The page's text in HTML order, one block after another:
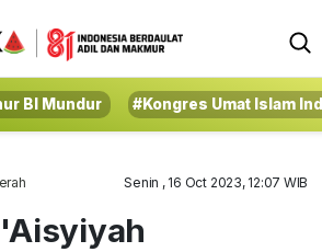
BI Mundur #Kongres Umat Islam
Senin , 16 Oct 2023, 12:07 WIB